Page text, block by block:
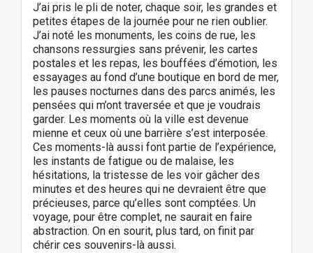
J’ai pris le pli de noter, chaque soir, les grandes et
petites étapes de la journée pour ne rien oublier.
J’ai noté les monuments, les coins de rue, les
chansons ressurgies sans prévenir, les cartes
postales et les repas, les bouffées d’émotion, les
essayages au fond d’une boutique en bord de mer,
les pauses nocturnes dans des parcs animés, les
pensées qui m’ont traversée et que je voudrais
garder. Les moments où la ville est devenue
mienne et ceux où une barrière s’est interposée.
Ces moments-là aussi font partie de l’expérience,
les instants de fatigue ou de malaise, les
hésitations, la tristesse de les voir gâcher des
minutes et des heures qui ne devraient être que
précieuses, parce qu’elles sont comptées. Un
voyage, pour être complet, ne saurait en faire
abstraction. On en sourit, plus tard, on finit par
chérir ces souvenirs-là aussi.